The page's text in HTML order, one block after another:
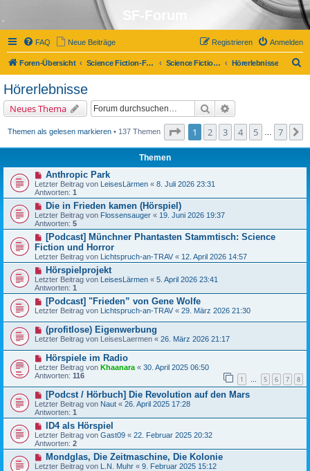
FAQ Neue Beiträge Anmelden
Registrieren
Foren-Übersicht Science Fiction-Forum Science Fiction, Fantasy und Co. Hörerlebnisse
Hörerlebnisse
Neues Thema Suche
Themen als gelesen markieren• 137 Themen Seite von
1 2 3 4 5 7
Themen
Anthropic Park
Letzter Beitrag von LeisesLärmen « 8. Juli 2026 23:31
Antworten: 1
Die in Frieden kamen (Hörspiel)
Letzter Beitrag von Flossensauger « 19. Juni 2026 19:37
Antworten: 5
[Podcast] Münchner Phantasten Stammtisch: Science
Fiction und Horror
Letzter Beitrag von Lichtspruch-an-TRAV « 12. April 2026 14:57
Hörspielprojekt
Letzter Beitrag von LeisesLärmen « 5. April 2026 23:41
Antworten: 1
[Podcast] "Frieden” von Gene Wolfe
Letzter Beitrag von Lichtspruch-an-TRAV « 29. März 2026 21:30
(profitlose) Eigenwerbung
Letzter Beitrag von LeisesLaermen « 26. März 2026 21:17
Hörspiele im Radio
Letzter Beitrag von Khaanara « 30. April 2025 06:50
Antworten: 116 1 … 5 6 7 8
[Podcst / Hörbuch] Die Revolution auf den Mars
Letzter Beitrag von Naut « 26. April 2025 17:28
Antworten: 1
ID4 als Hörspiel
Letzter Beitrag von Gast09 « 22. Februar 2025 20:32
Antworten: 2
Mondglas, Die Zeitmaschine, Die Kolonie
Letzter Beitrag von L.N. Muhr « 9. Februar 2025 15:12